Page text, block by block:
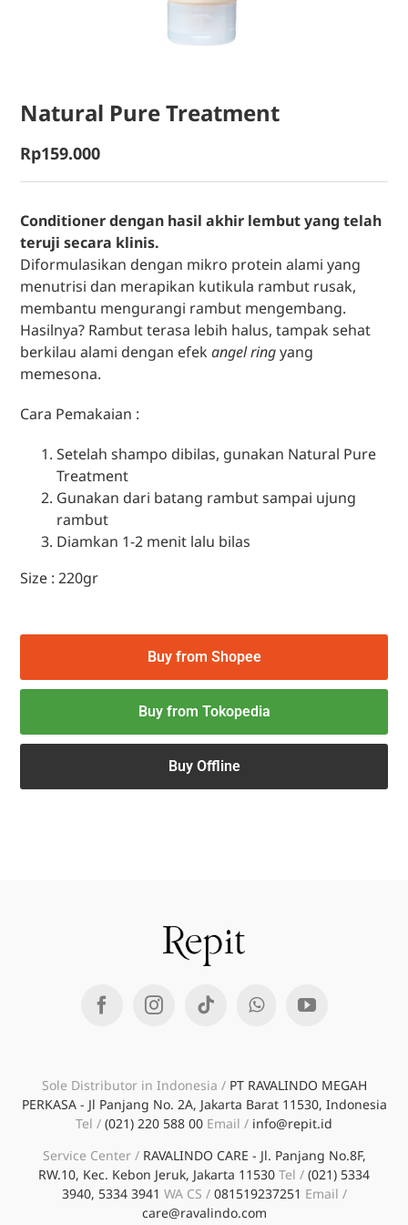
Natural Pure Treatment
Rp159.000
Conditioner dengan hasil akhir lembut yang telah
teruji secara klinis.
Diformulasikan dengan mikro protein alami yang
menutrisi dan merapikan kutikula rambut rusak,
membantu mengurangi rambut mengembang.
Hasilnya? Rambut terasa lebih halus, tampak sehat
berkilau alami dengan efekangel ringyang
memesona.
Cara Pemakaian :
Setelah shampo dibilas, gunakan Natural Pure
Treatment
Gunakan dari batang rambut sampai ujung
rambut
Diamkan 1-2 menit lalu bilas
Size : 220gr
Buy from Shopee
Buy from Tokopedia
Buy Offline
Sole Distributor in Indonesia /PT RAVALINDO MEGAH
PERKASA - Jl Panjang No. 2A, Jakarta Barat 11530, Indonesia
Tel / (021) 220 588 00 Email / info@repit.id
Service Center /RAVALINDO CARE - Jl. Panjang No.8F,
RW.10, Kec. Kebon Jeruk, Jakarta 11530 Tel / (021) 5334
3940, 5334 3941 WA CS /081519237251 Email /
care@ravalindo.com